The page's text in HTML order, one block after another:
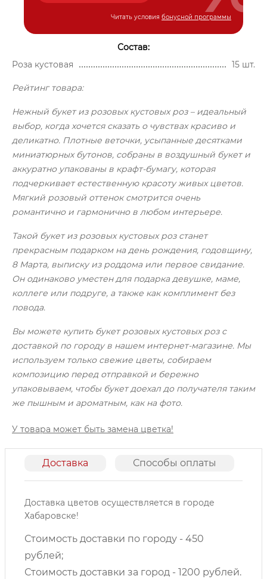
Читать условия бонусной программы
Состав:
Роза кустовая
15 шт.
Рейтинг товара:
Нежный букет из розовых кустовых роз – идеальный
выбор, когда хочется сказать о чувствах красиво и
деликатно. Плотные веточки, усыпанные десятками
миниатюрных бутонов, собраны в воздушный букет и
аккуратно упакованы в крафт-бумагу, которая
подчеркивает естественную красоту живых цветов.
Мягкий розовый оттенок смотрится очень
романтично и гармонично в любом интерьере.
Такой букет из розовых кустовых роз станет
прекрасным подарком на день рождения, годовщину,
8 Марта, выписку из роддома или первое свидание.
Он одинаково уместен для подарка девушке, маме,
коллеге или подруге, а также как комплимент без
повода.
Вы можете купить букет розовых кустовых роз с
доставкой по городу в нашем интернет-магазине. Мы
используем только свежие цветы, собираем
композицию перед отправкой и бережно
упаковываем, чтобы букет доехал до получателя таким
же пышным и ароматным, как на фото.
У товара может быть замена цветка!
Доставка Способы оплаты
Доставка цветов осуществляется в городе
Хабаровске!
Стоимость доставки по городу - 450
рублей;
Стоимость доставки за город - 1200 рублей.